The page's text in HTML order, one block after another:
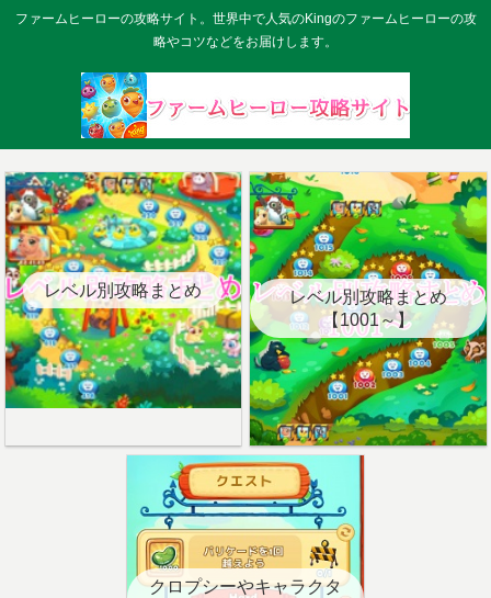
ファームヒーローの攻略サイト。世界中で人気のKingのファームヒーローの攻
略やコツなどをお届けします。
レベル別攻略まとめ
レベル別攻略まとめ
【1001～】
クロプシーやキャラクタ